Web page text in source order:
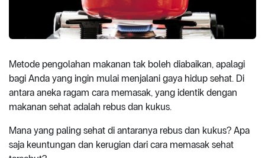
Metode pengolahan makanan tak boleh diabaikan, apalagi
bagi Anda yang ingin mulai menjalani gaya hidup sehat. Di
antara aneka ragam cara memasak, yang identik dengan
makanan sehat adalah rebus dan kukus.
Mana yang paling sehat di antaranya rebus dan kukus? Apa
saja keuntungan dan kerugian dari cara memasak sehat